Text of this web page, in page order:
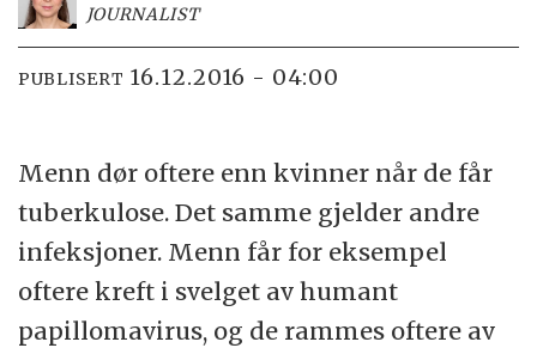
JOURNALIST
PUBLISERT 16.12.2016 - 04:00
Menn dør oftere enn kvinner når de får
tuberkulose. Det samme gjelder andre
infeksjoner. Menn får for eksempel
oftere kreft i svelget av humant
papillomavirus, og de rammes oftere av